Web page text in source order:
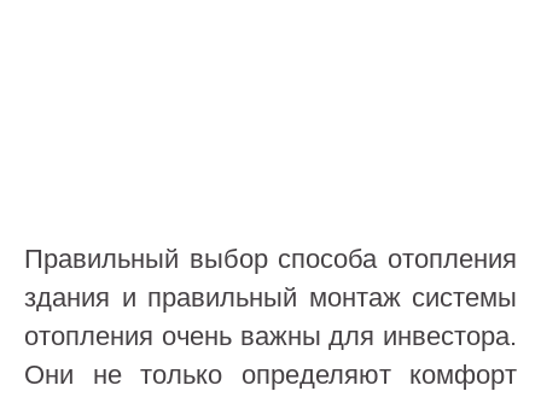
Правильный выбор способа отопления
здания и правильный монтаж системы
отопления очень важны для инвестора.
Они не только определяют комфорт